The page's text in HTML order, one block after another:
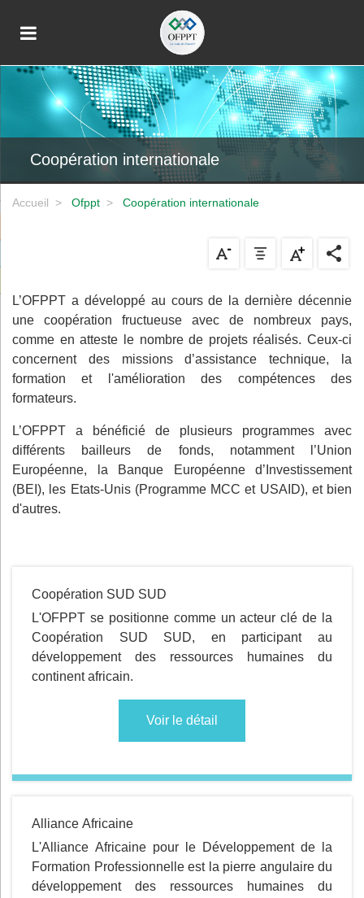
Coopération internationale
Accueil ofppt coopération internationale
L’OFPPT a développé au cours de la dernière décennie
une coopération fructueuse avec de nombreux pays,
comme en atteste le nombre de projets réalisés. Ceux-ci
concernent des missions d’assistance technique, la
formation et l'amélioration des compétences des
formateurs.
L’OFPPT a bénéficié de plusieurs programmes avec
différents bailleurs de fonds, notamment l’Union
Européenne, la Banque Européenne d’Investissement
(BEI), les Etats-Unis (Programme MCC et USAID), et bien
d'autres.
Coopération SUD SUD
L'OFPPT se positionne comme un acteur clé de la
Coopération SUD SUD, en participant au
développement des ressources humaines du
continent africain.
Voir le détail
Alliance Africaine
L'Alliance Africaine pour le Développement de la
Formation Professionnelle est la pierre angulaire du
développement des ressources humaines du